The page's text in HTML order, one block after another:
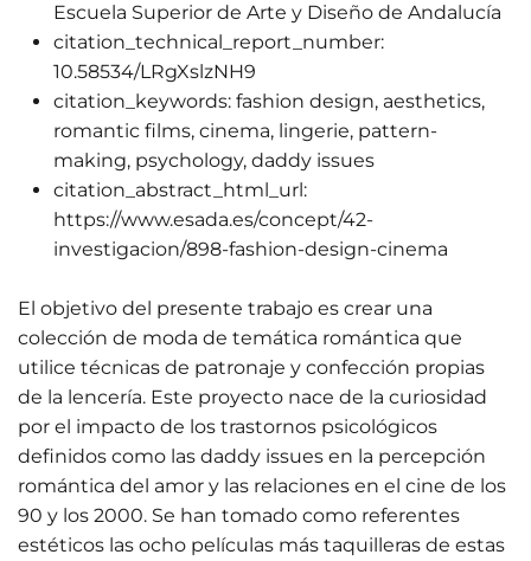
Escuela Superior de Arte y Diseño de Andalucía
citation_technical_report_number:
10.58534/LRgXslzNH9
citation_keywords: fashion design, aesthetics,
romantic films, cinema, lingerie, pattern-
making, psychology, daddy issues
citation_abstract_html_url:
https://www.esada.es/concept/42-
investigacion/898-fashion-design-cinema
El objetivo del presente trabajo es crear una
colección de moda de temática romántica que
utilice técnicas de patronaje y confección propias
de la lencería. Este proyecto nace de la curiosidad
por el impacto de los trastornos psicológicos
definidos como las daddy issues en la percepción
romántica del amor y las relaciones en el cine de los
90 y los 2000. Se han tomado como referentes
estéticos las ocho películas más taquilleras de estas